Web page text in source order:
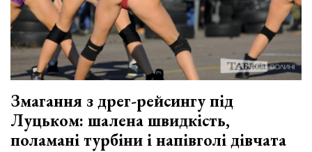
Змагання з дрег-рейсингу під
Луцьком: шалена швидкість,
поламані турбіни і напівголі дівчата